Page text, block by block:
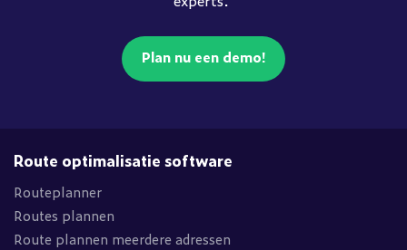
Plan nu een demo!
Route optimalisatie software
Routeplanner
Routes plannen
Route plannen meerdere adressen